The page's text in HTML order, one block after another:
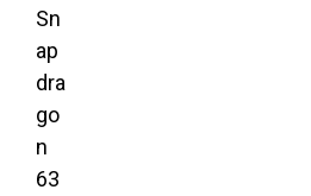
Sn
ap
dra
go
n
63